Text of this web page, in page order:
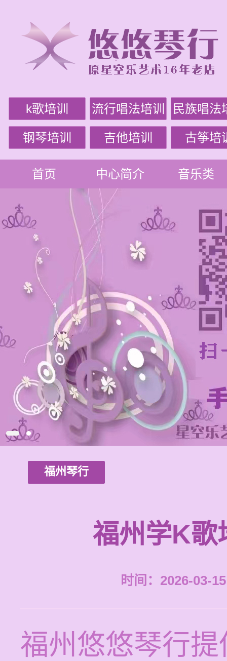
k歌培训 流行唱法培训 民族唱法
钢琴培训 吉他培训 古筝培
首页 中心简介 音乐类
福州琴行
福州学K歌
时间：2026-03-
福州悠悠琴行